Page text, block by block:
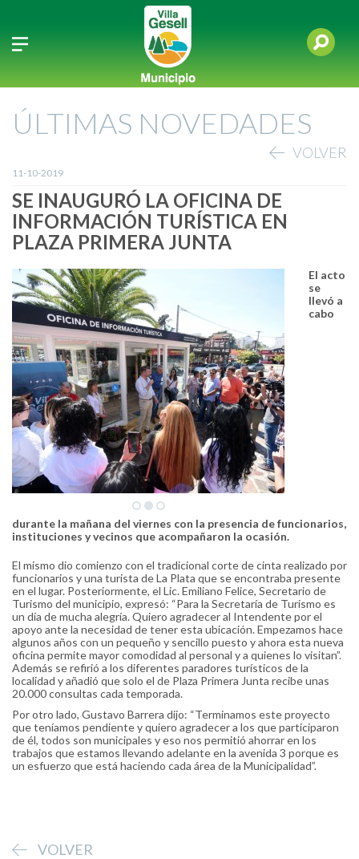
ÚLTIMAS NOVEDADES
VOLVER
11-10-2019
SE INAUGURÓ LA OFICINA DE
INFORMACIÓN TURÍSTICA EN
PLAZA PRIMERA JUNTA
El acto
se
llevó a
cabo
durante la mañana del viernes con la presencia de funcionarios,
instituciones y vecinos que acompañaron la ocasión.
El mismo dio comienzo con el tradicional corte de cinta realizado por
funcionarios y una turista de La Plata que se encontraba presente
en el lugar. Posteriormente, el Lic. Emiliano Felice, Secretario de
Turismo del municipio, expresó: “Para la Secretaría de Turismo es
un día de mucha alegría. Quiero agradecer al Intendente por el
apoyo ante la necesidad de tener esta ubicación. Empezamos hace
algunos años con un pequeño y sencillo puesto y ahora esta nueva
oficina permite mayor comodidad al personal y a quienes lo visitan”.
Además se refirió a los diferentes paradores turísticos de la
localidad y añadió que solo el de Plaza Primera Junta recibe unas
20.000 consultas cada temporada.
Por otro lado, Gustavo Barrera dijo: “Terminamos este proyecto
que teníamos pendiente y quiero agradecer a los que participaron
de él, todos son municipales y eso nos permitió ahorrar en los
trabajos que estamos llevando adelante en la avenida 3 porque es
un esfuerzo que está haciendo cada área de la Municipalidad”.
VOLVER